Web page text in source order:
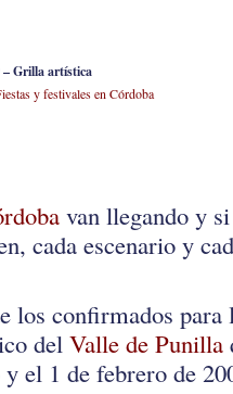
– Grilla artística
y festivales en Córdoba
van llegando y
cada escenario y
los confirmados
del Valle de Punilla
el 1 de febrero de